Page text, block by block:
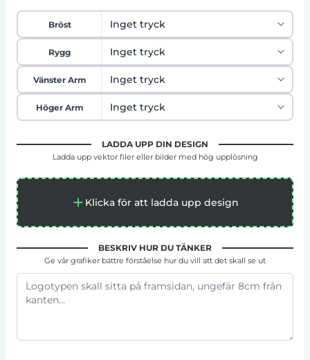
Bröst
Rygg
Vänster Arm
Höger Arm
LADDA UPP DIN DESIGN
Ladda upp vektor filer eller bilder med hög upplösning
Klicka för att ladda upp design
BESKRIV HUR DU TÄNKER
Ge vår grafiker bättre förståelse hur du vill att det skall se ut